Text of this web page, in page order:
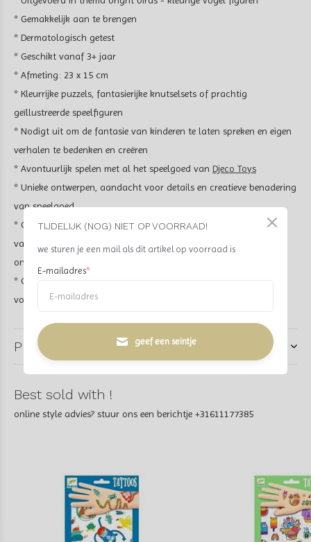
TIJDELIJK (NOG) NIET OP VOORRAAD!
we sturen je een mail als dit artikel op voorraad is
E-mailadres*
geef een seintje
* Gemakkelijk aan te brengen
* Dermatologisch getest
* Geschikt vanaf 3+ jaar
* Afmeting: 23 x 15 cm
* Kleurrijke puzzels, fantasierijke knutselsets of prachtig
geïllustreerde speelfiguren
* Nodigt uit om de fantasie van kinderen te laten spreken en eigen
verhalen te bedenken en creëren
* Avontuurlijk spelen met al het speelgoed van Djeco Toys
* Unieke ontwerpen, aandacht voor details en creatieve benadering
van speelgoed
* Ontwikkeling bij kinderen op verschillende vlakken: motorische
vaardigheden, probleemoplossend vermogen en cognitieve
ontwikkeling
* Gemaakt van duurzame materialen van hoge kwaliteit die
voldoen aan strenge veiligheidsnormen
Product tags
Best sold with !
online style advies? stuur ons een berichtje +31611177385